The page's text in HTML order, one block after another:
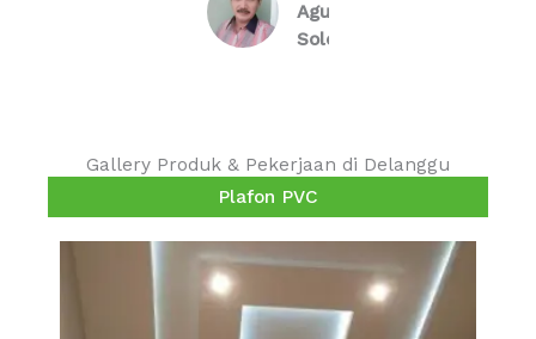
Agus,
Solo
Gallery Produk & Pekerjaan di Delanggu
Plafon PVC